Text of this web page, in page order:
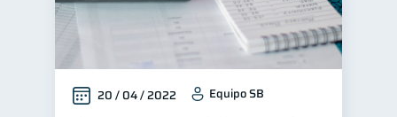
20 / 04 / 2022 Equipo SB